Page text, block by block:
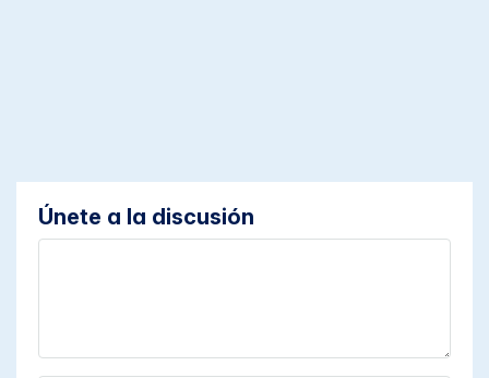
Únete a la discusión